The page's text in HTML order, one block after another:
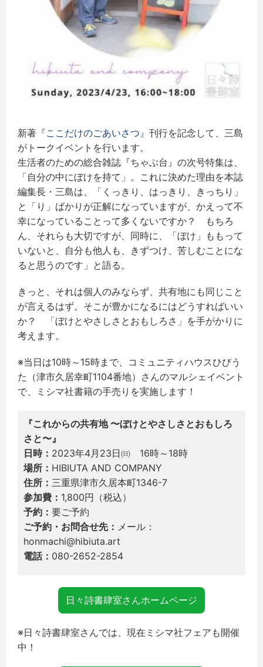
新著 『ここだけのごあいさつ』 刊行を記念して、三島
がトークイベントを行います。
生活者のための総合雑誌『ちゃぶ台』の次号特集は、
「自分の中にぼけを持て」。これに決めた理由を本誌
編集長・三島は、「くっきり、はっきり、きっちり」
と「り」ばかりが正解になっていますが、かえって不
幸になっていることって多くないですか？ もちろ
ん、それらも大切ですが、同時に、「ぼけ」ももって
いないと、自分も他人も、きずつけ、苦しむことにな
ると思うのです」と語る。
きっと、それは個人のみならず、共有地にも同じこと
が言えるはず。そこが豊かになるにはどうすればいい
か？ 「ぼけとやさしさとおもしろさ」を手がかりに
考えます。
※当日は10時～15時まで、コミュニティハウスひびう
た（津市久居幸町1104番地）さんのマルシェイベント
で、ミシマ社書籍の手売りを実施します！
『これからの共有地 〜ぼけとやさしさとおもしろ
さと〜』
日時： 2023年4月23日㈰ 16時～18時
場所： HIBIUTA AND COMPANY
住所： 三重県津市久居本町1346-7
参加費： 1,800円（税込）
予約： 要ご予約
ご予約・お問合せ先： メール：
honmachi@hibiuta.art
電話： 080-2652-2854
日々詩書肆室さんホームページ
※日々詩書肆室さんでは、現在ミシマ社フェアも開催
中！